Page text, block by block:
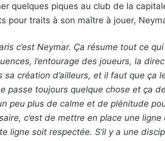
quelques piques au club de la
pour traits à son maître à jouer,
c’est Neymar. Ça résume tout ce
l’entourage des joueurs, la
sa création d’ailleurs, et il faut que ça
passe toujours quelque chose et ça
peu plus de calme et de plénitude
c’est de mettre en place une
ligne soit respectée. S’il y a une